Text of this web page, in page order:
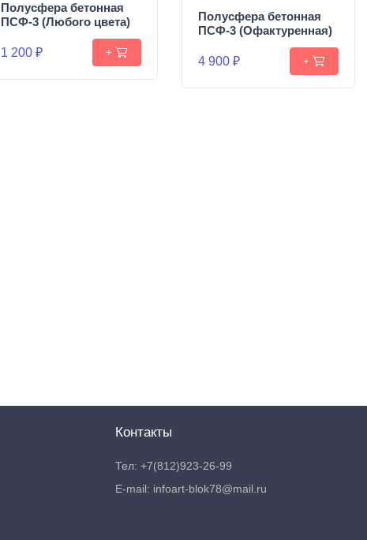
Полусфера бетонная
ПСФ-3 (Любого цвета)
1 200 ₽ +
Полусфера бетонная
ПСФ-3 (Офактуренная)
4 900 ₽ +
Контакты
Тел: +7(812)923-26-99
E-mail: infoart-blok78@mail.ru